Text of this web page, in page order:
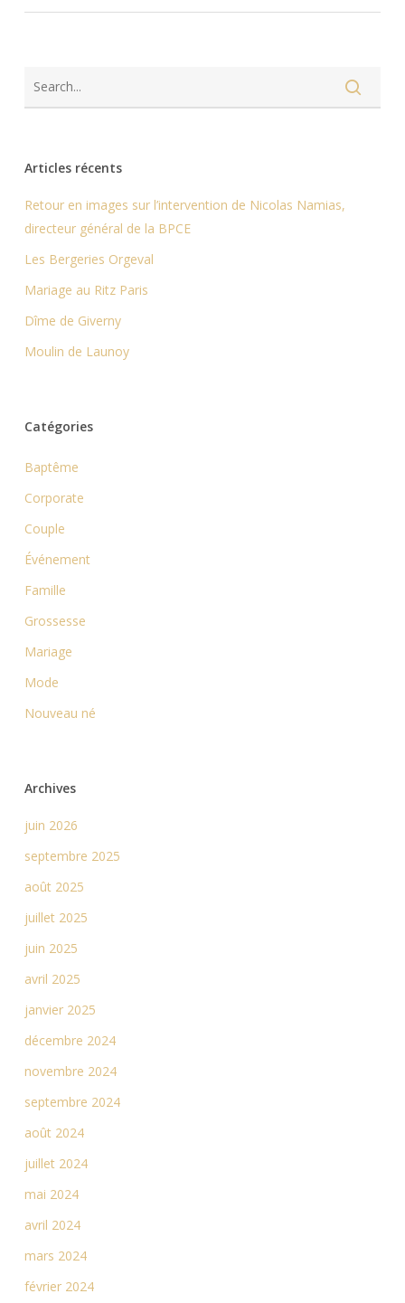
Articles récents
Retour en images sur l’intervention de Nicolas Namias,
directeur général de la BPCE
Les Bergeries Orgeval
Mariage au Ritz Paris
Dîme de Giverny
Moulin de Launoy
Catégories
Baptême
Corporate
Couple
Événement
Famille
Grossesse
Mariage
Mode
Nouveau né
Archives
juin 2026
septembre 2025
août 2025
juillet 2025
juin 2025
avril 2025
janvier 2025
décembre 2024
novembre 2024
septembre 2024
août 2024
juillet 2024
mai 2024
avril 2024
mars 2024
février 2024